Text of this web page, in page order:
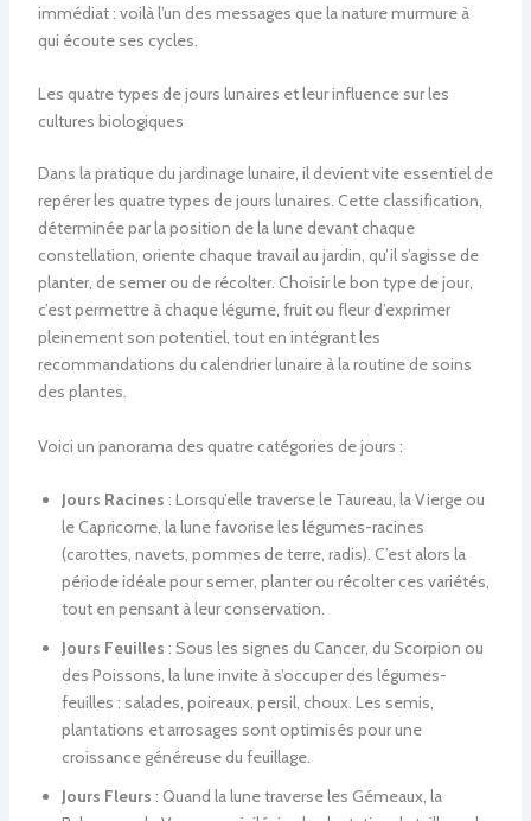
immédiat : voilà l’un des messages que la nature murmure à
qui écoute ses cycles.
Les quatre types de jours lunaires et leur influence sur les
cultures biologiques
Dans la pratique du jardinage lunaire, il devient vite essentiel de
repérer les quatre types de jours lunaires. Cette classification,
déterminée par la position de la lune devant chaque
constellation, oriente chaque travail au jardin, qu’il s’agisse de
planter, de semer ou de récolter. Choisir le bon type de jour,
c’est permettre à chaque légume, fruit ou fleur d’exprimer
pleinement son potentiel, tout en intégrant les
recommandations du calendrier lunaire à la routine de soins
des plantes.
Voici un panorama des quatre catégories de jours :
Jours Racines : Lorsqu’elle traverse le Taureau, la Vierge ou
le Capricorne, la lune favorise les légumes-racines
(carottes, navets, pommes de terre, radis). C’est alors la
période idéale pour semer, planter ou récolter ces variétés,
tout en pensant à leur conservation.
Jours Feuilles : Sous les signes du Cancer, du Scorpion ou
des Poissons, la lune invite à s’occuper des légumes-
feuilles : salades, poireaux, persil, choux. Les semis,
plantations et arrosages sont optimisés pour une
croissance généreuse du feuillage.
Jours Fleurs : Quand la lune traverse les Gémeaux, la